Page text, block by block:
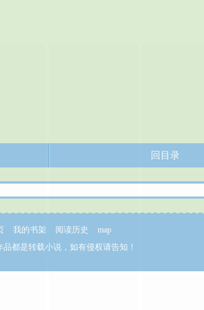
回目录
我的书架 阅读历史
map
品都是转载小说，如有侵权请告知！